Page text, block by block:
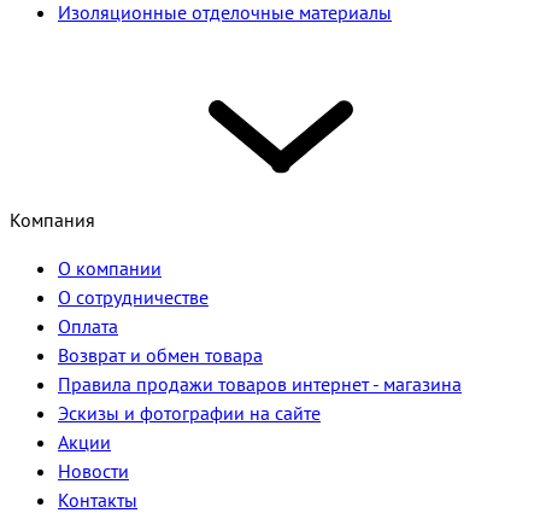
Изоляционные отделочные материалы
Компания
О компании
О сотрудничестве
Оплата
Возврат и обмен товара
Правила продажи товаров интернет - магазина
Эскизы и фотографии на сайте
Акции
Новости
Контакты